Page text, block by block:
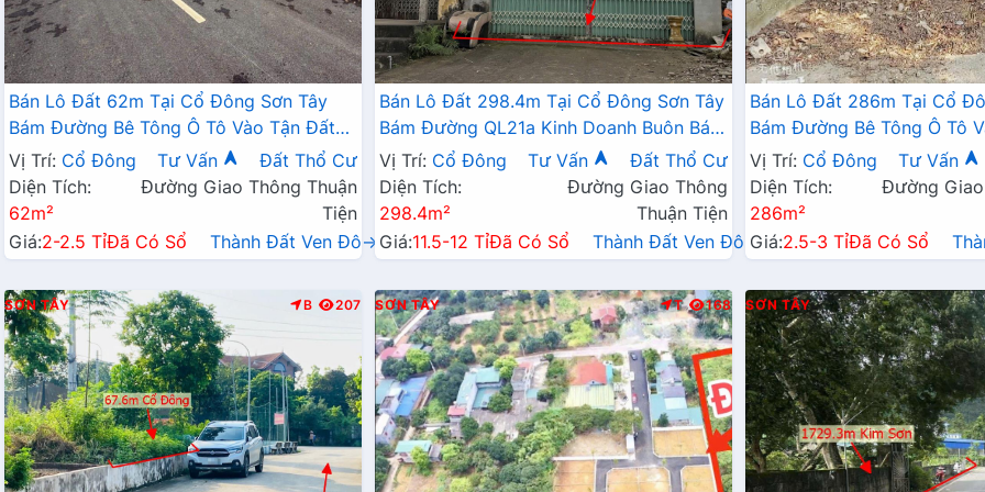
Bán Lô Đất 62m Tại Cổ Đông Sơn Tây
Bám Đường Bê Tông Ô Tô Vào Tận Đất
Dân Cư Đông Đúc Thân Thiện Gần Chợ
Trường Học Ủy Ban Giá Đầu Tư
Vị Trí: Cổ Đông Tư Vấn
Đất Thổ Cư
Diện Tích:
62m²
Đường Giao Thông Thuận
Tiện
Giá:2-2.5 TỉĐã Có Sổ Thành Đất Ven Đô→
Bán Lô Đất 298.4m Tại Cổ Đông Sơn Tây
Bám Đường QL21a Kinh Doanh Buôn Bán
Ngay Ngã Tư Lục Quân Xung Quanh Dân
Cư Đông Đúc Sổ Đỏ Pháp Lý Rõ Ràng
Vị Trí: Cổ Đông Tư Vấn
Đất Thổ Cư
Diện Tích:
298.4m²
Đường Giao Thông
Thuận Tiện
Giá:11.5-12 TỉĐã Có Sổ Thành Đất Ven Đô→
Bán Lô Đất 286m Tại Cổ
Bám Đường Bê Tông Ô Tô
Xung Quanh Đầy Đủ Tiện
Vị Trí: Cổ Đông Tư Vấn
Diện Tích:
286m²
Đường
Giá:2.5-3 TỉĐã Có Sổ
SƠN TÂY B 207 SƠN TÂY T 168 SƠN TÂY